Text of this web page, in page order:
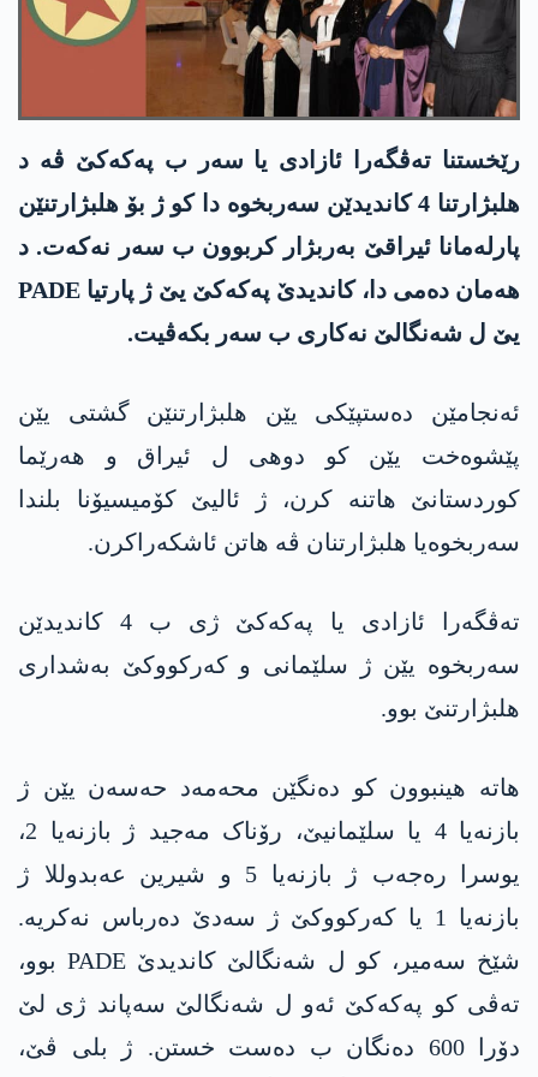
رێخستنا تەڤگەرا ئازادی یا سەر ب پەکەکێ ڤە د
ھلبژارتنا 4 کاندیدێن سەربخوە دا کو ژ بۆ ھلبژارتنێن
پارلەمانا ئیراقێ بەربژار کربوون ب سەر نەکەت. د
ھەمان دەمی دا، کاندیدێ پەکەکێ یێ ژ پارتیا PADE
یێ ل شەنگالێ نەکاری ب سەر بکەڤیت.
ئەنجامێن دەستپێکی یێن ھلبژارتنێن گشتی یێن
پێشوەخت یێن کو دوھی ل ئیراق و ھەرێما
کوردستانێ ھاتنە کرن، ژ ئالیێ کۆمیسیۆنا بلندا
سەربخوەیا ھلبژارتنان ڤە ھاتن ئاشکەراکرن.
تەڤگەرا ئازادی یا پەکەکێ ژی ب 4 کاندیدێن
سەربخوە یێن ژ سلێمانی و کەرکووکێ بەشداری
ھلبژارتنێ بوو.
ھاتە ھینبوون کو دەنگێن محەمەد حەسەن یێن ژ
بازنەیا 4 یا سلێمانیێ، رۆناک مەجید ژ بازنەیا 2،
یوسرا رەجەب ژ بازنەیا 5 و شیرین عەبدوللا ژ
بازنەیا 1 یا کەرکووکێ ژ سەدێ دەرباس نەکریە.
شێخ سەمیر، کو ل شەنگالێ کاندیدێ PADE بوو،
تەڤی کو پەکەکێ ئەو ل شەنگالێ سەپاند ژی لێ
دۆرا 600 دەنگان ب دەست خستن. ژ بلی ڤێ،